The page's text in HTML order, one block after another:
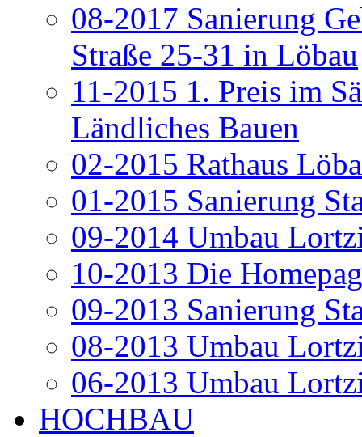
08-2017 Sanierung
Straße 25-31 in Löbau
11-2015 1. Preis im
Ländliches Bauen
02-2015 Rathaus
01-2015 Sanierung
09-2014 Umbau
10-2013 Die
09-2013 Sanierung
08-2013 Umbau
06-2013 Umbau
HOCHBAU